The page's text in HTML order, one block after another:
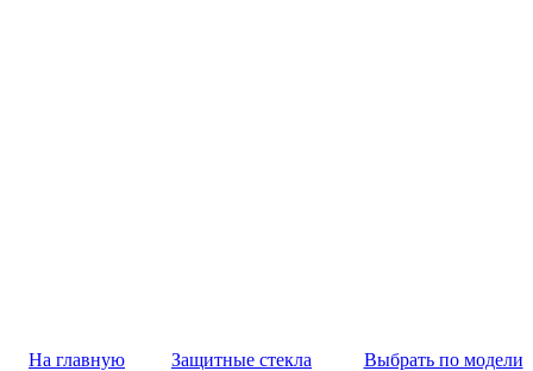
На главную Защитные стекла Выбрать по модели